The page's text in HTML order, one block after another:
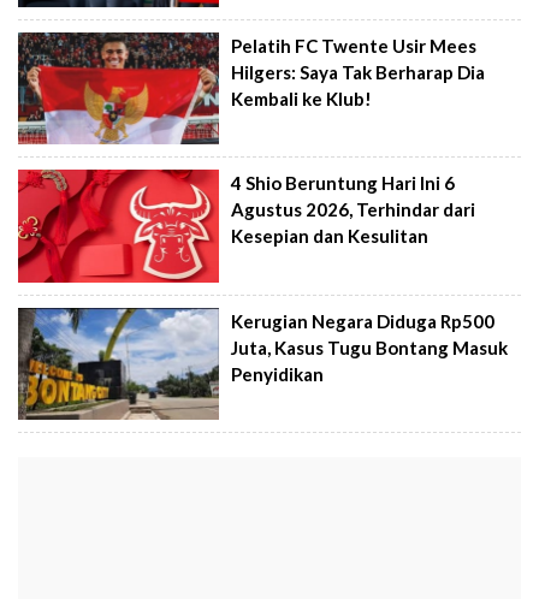
Pelatih FC Twente Usir Mees
Hilgers: Saya Tak Berharap Dia
Kembali ke Klub!
4 Shio Beruntung Hari Ini 6
Agustus 2026, Terhindar dari
Kesepian dan Kesulitan
Kerugian Negara Diduga Rp500
Juta, Kasus Tugu Bontang Masuk
Penyidikan